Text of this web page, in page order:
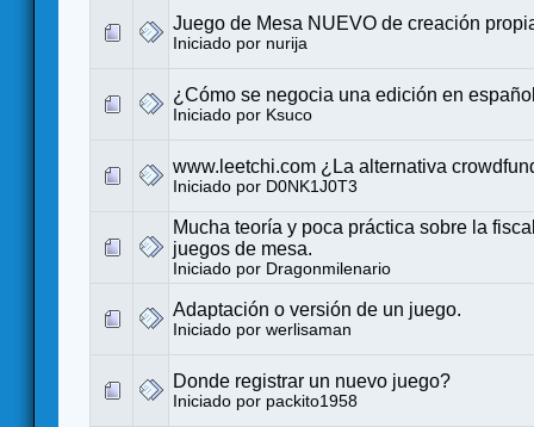
Juego de Mesa NUEVO de creación
Iniciado por nurija
¿Cómo se negocia una edición en
Iniciado por Ksuco
www.leetchi.com ¿La alternativa
Iniciado por D0NK1J0T3
Mucha teoría y poca práctica sobre la
juegos de mesa.
Iniciado por Dragonmilenario
Adaptación o versión de un juego.
Iniciado por werlisaman
Donde registrar un nuevo juego?
Iniciado por packito1958